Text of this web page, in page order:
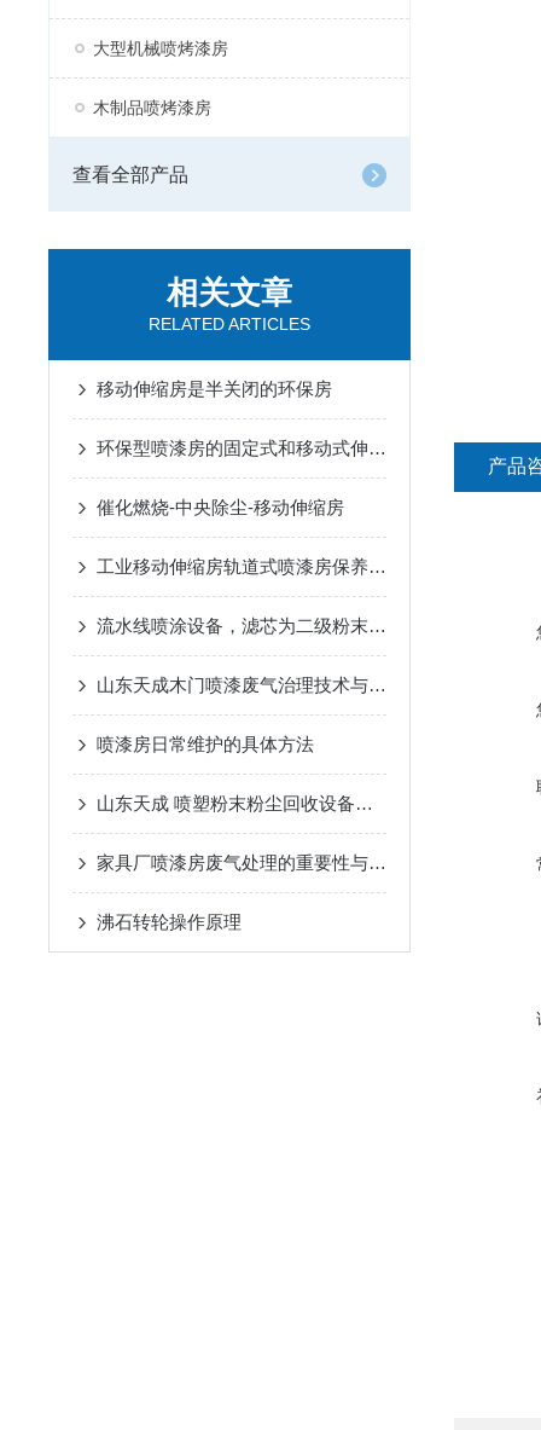
大型机械喷烤漆房
木制品喷烤漆房
查看全部产品
相关文章
RELATED ARTICLES
移动伸缩房是半关闭的环保房
环保型喷漆房的固定式和移动式伸缩房有什么区别
催化燃烧-中央除尘-移动伸缩房
工业移动伸缩房轨道式喷漆房保养方式与维护
流水线喷涂设备，滤芯为二级粉末回收及喷房系统
山东天成木门喷漆废气治理技术与设备
喷漆房日常维护的具体方法
山东天成 喷塑粉末粉尘回收设备、打磨柜、喷淋塔
家具厂喷漆房废气处理的重要性与方法
沸石转轮操作原理
产品